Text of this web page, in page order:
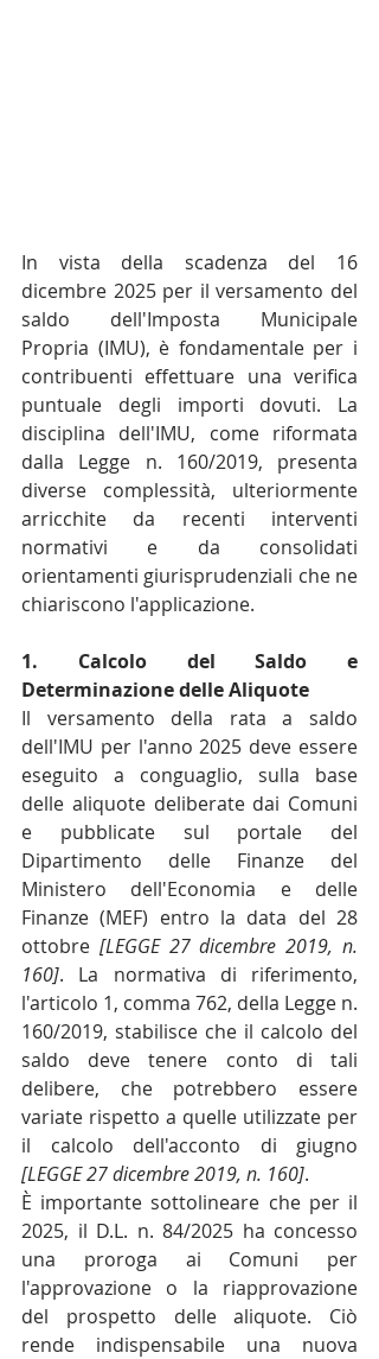
In vista della scadenza del 16
dicembre 2025 per il versamento del
saldo dell'Imposta Municipale
Propria (IMU), è fondamentale per i
contribuenti effettuare una verifica
puntuale degli importi dovuti. La
disciplina dell'IMU, come riformata
dalla Legge n. 160/2019, presenta
diverse complessità, ulteriormente
arricchite da recenti interventi
normativi e da consolidati
orientamenti giurisprudenziali che ne
chiariscono l'applicazione.
1. Calcolo del Saldo e
Determinazione delle Aliquote
Il versamento della rata a saldo
dell'IMU per l'anno 2025 deve essere
eseguito a conguaglio, sulla base
delle aliquote deliberate dai Comuni
e pubblicate sul portale del
Dipartimento delle Finanze del
Ministero dell'Economia e delle
Finanze (MEF) entro la data del 28
ottobre [LEGGE 27 dicembre 2019, n.
160]. La normativa di riferimento,
l'articolo 1, comma 762, della Legge n.
160/2019, stabilisce che il calcolo del
saldo deve tenere conto di tali
delibere, che potrebbero essere
variate rispetto a quelle utilizzate per
[LEGGE 27 dicembre 2019, n. 160].
È importante sottolineare che per il
2025, il D.L. n. 84/2025 ha concesso
una proroga ai Comuni per
l'approvazione o la riapprovazione
del prospetto delle aliquote. Ciò
rende indispensabile una nuova